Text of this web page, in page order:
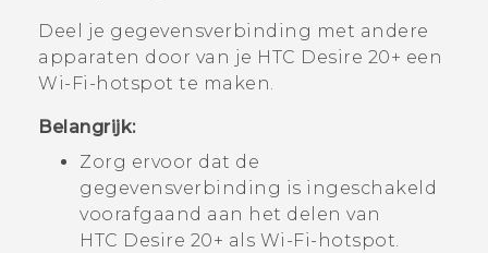
HTC Club
SUPPORT
HTC-apparaten & -accessoires
VIVERSE
Aanmelden
Deel je gegevensverbinding met andere
apparaten door van je HTC Desire 20‍+ een
Wi‍-Fi -hotspot te maken.
Belangrijk:
Zorg ervoor dat de
gegevensverbinding is ingeschakeld
voorafgaand aan het delen van
HTC Desire 20‍+ als Wi‍-Fi-hotspot.